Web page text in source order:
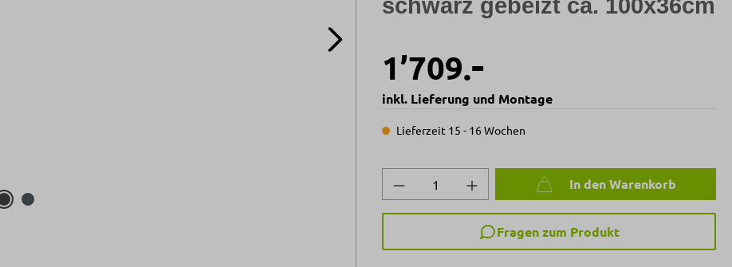
schwarz gebeizt ca. 100x36cm
1’709.-
inkl. Lieferung und Montage
Lieferzeit 15 - 16 Wochen
Produkt Anzahl: Gib denIn den Warenkorb
Fragen zum Produkt